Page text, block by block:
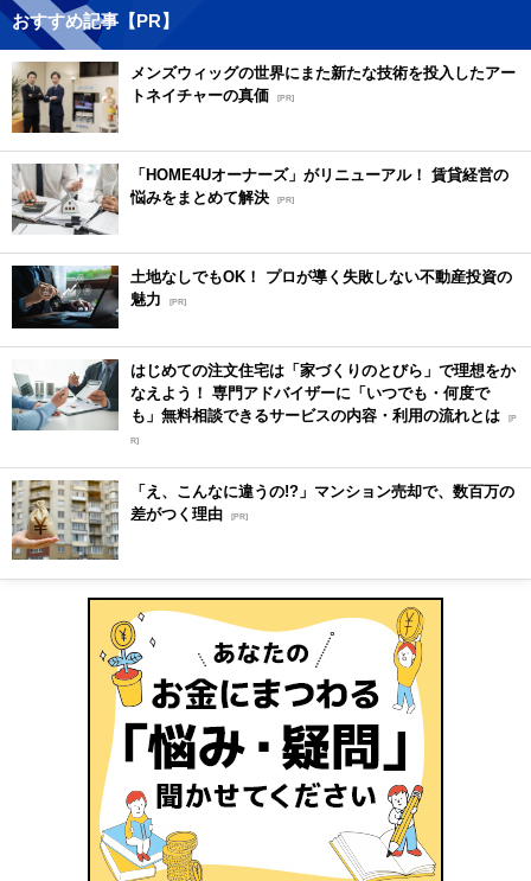
おすすめ記事【PR】
メンズウィッグの世界にまた新たな技術を投入したアー
トネイチャーの真価 [PR]
「HOME4Uオーナーズ」がリニューアル！ 賃貸経営の
悩みをまとめて解決 [PR]
土地なしでもOK！ プロが導く失敗しない不動産投資の
魅力
[PR]
はじめての注文住宅は「家づくりのとびら」で理想をか
なえよう！ 専門アドバイザーに「いつでも・何度で
も」無料相談できるサービスの内容・利用の流れとは [P
R]
「え、こんなに違うの!?」マンション売却で、数百万の
差がつく理由 [PR]